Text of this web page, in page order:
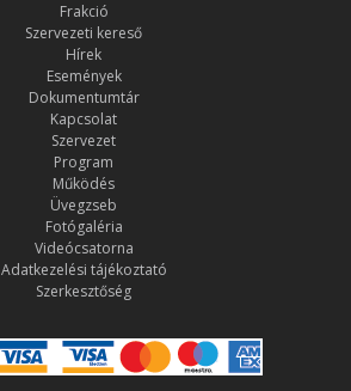
Frakció
Szervezeti kereső
Hírek
Események
Dokumentumtár
Kapcsolat
Szervezet
Program
Működés
Üvegzseb
Fotógaléria
Videócsatorna
Adatkezelési tájékoztató
Szerkesztőség